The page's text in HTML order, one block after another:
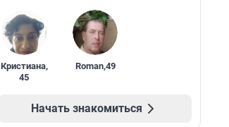
Кристиана,
45
Roman,49
Начать знакомиться